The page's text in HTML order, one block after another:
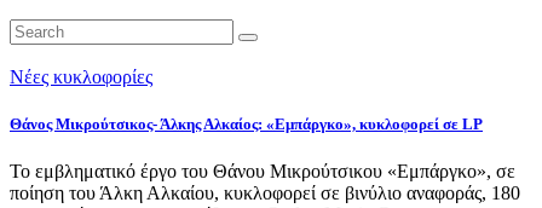
Νέες κυκλοφορίες
Θάνος Μικρούτσικος- Άλκης Αλκαίος: «Εμπάργκο», κυκλοφορεί σε LP
Το εμβληματικό έργο του Θάνου Μικρούτσικου «Εμπάργκο», σε
ποίηση του Άλκη Αλκαίου, κυκλοφορεί σε βινύλιο αναφοράς, 180